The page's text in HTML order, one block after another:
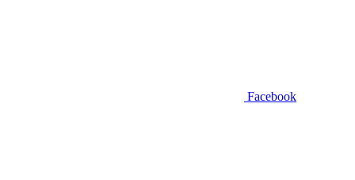
Facebook